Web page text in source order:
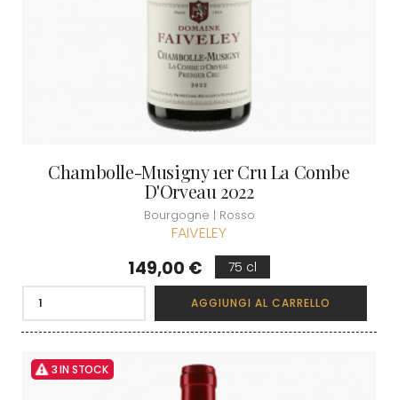
Chambolle-Musigny 1er Cru La Combe
D'Orveau 2022
Bourgogne | Rosso
FAIVELEY
Prezzo
149,00 € 75 cl
AGGIUNGI AL CARRELLO
3 IN STOCK